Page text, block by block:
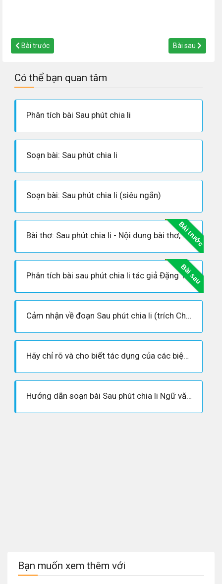
Bài trước Bài sau
Có thể bạn quan tâm
Phân tích bài Sau phút chia li
Soạn bài: Sau phút chia li
Soạn bài: Sau phút chia li (siêu ngắn)
Bài trước
Bài thơ: Sau phút chia li - Nội dung bài thơ, Hoàn cảnh sáng tác, Dàn ý phân tích tác phẩm
Bài sau
Phân tích bài sau phút chia li tác giả Đặng Trần Côn
Cảm nhận về đoạn Sau phút chia li (trích Chinh phụ ngâm khúc - Đặng Trần Côn)
Hãy chỉ rõ và cho biết tác dụng của các biện pháp tu từ trong những câu thơ sau trong văn bản Sau phút chia li
Hướng dẫn soạn bài Sau phút chia li Ngữ văn 7
Bạn muốn xem thêm với